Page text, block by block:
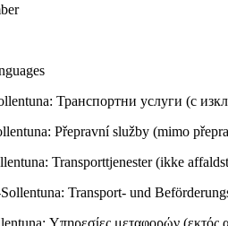
Транспортни услуги (с
Přepravní služby (mimo
Transporttjenester (ikke
Transport- und
Υπηρεσίες μεταφορών (εκτός